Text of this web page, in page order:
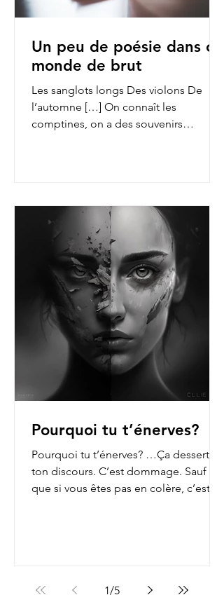
Un peu de poésie dans ce
monde de brut
Les sanglots longs Des violons De
l’automne […] On connaît les
comptines, on a des souvenirs
Pourquoi tu t’énerves?
Pourquoi tu t’énerves? …Ça dessert
ton discours. C’est dommage. Sauf
que si vous êtes pas en colère, c’est
1/5